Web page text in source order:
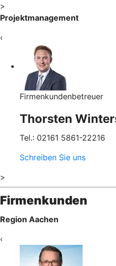
>
Projektmanagement
‹
Firmenkundenbetreuer
Thorsten
Tel.: 02161 5861-22216
Schreiben Sie uns
>
Firmenkunden
Region Aachen
‹